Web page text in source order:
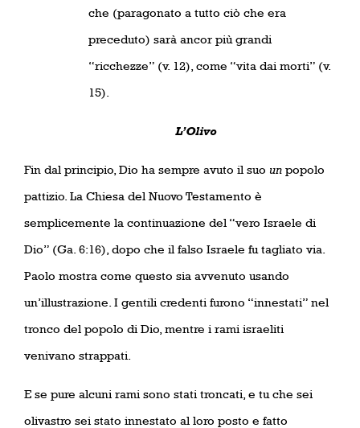
che (paragonato a tutto ciò che era
preceduto) sarà ancor più grandi
“ricchezze” (v. 12), come “vita dai morti” (v.
15).
L’Olivo
Fin dal principio, Dio ha sempre avuto il suo un popolo
pattizio. La Chiesa del Nuovo Testamento è
semplicemente la continuazione del “vero Israele di
Dio” (Ga. 6:16), dopo che il falso Israele fu tagliato via.
Paolo mostra come questo sia avvenuto usando
un’illustrazione. I gentili credenti furono “innestati” nel
tronco del popolo di Dio, mentre i rami israeliti
venivano strappati.
E se pure alcuni rami sono stati troncati, e tu che sei
olivastro sei stato innestato al loro posto e fatto